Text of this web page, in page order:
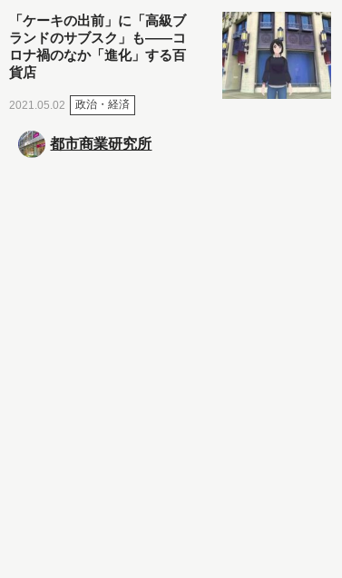
「ケーキの出前」に「高級ブ
ランドのサブスク」も――コ
ロナ禍のなか「進化」する百
貨店
2021.05.02 政治・経済
都市商業研究所